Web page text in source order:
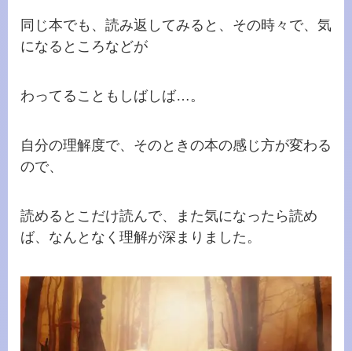
同じ本でも、読み返してみると、その時々で、気
になるところなどが
わってることもしばしば…。
自分の理解度で、そのときの本の感じ方が変わる
ので、
読めるとこだけ読んで、また気になったら読め
ば、なんとなく理解が深まりました。